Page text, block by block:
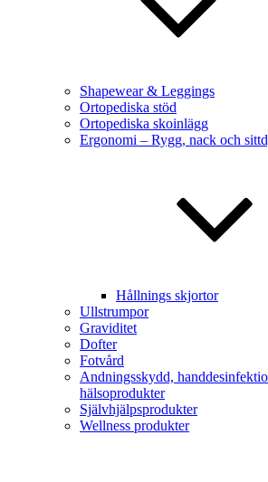
Shapewear & Leggings
Ortopediska stöd
Ortopediska skoinlägg
Ergonomi – Rygg, nack och
Hållnings skjortor
Ullstrumpor
Graviditet
Dofter
Fotvård
Andningsskydd,
hälsoprodukter
Självhjälpsprodukter
Wellness produkter